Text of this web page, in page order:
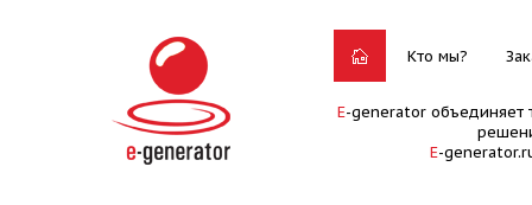
Кто мы?
E-generator объединяет
E-